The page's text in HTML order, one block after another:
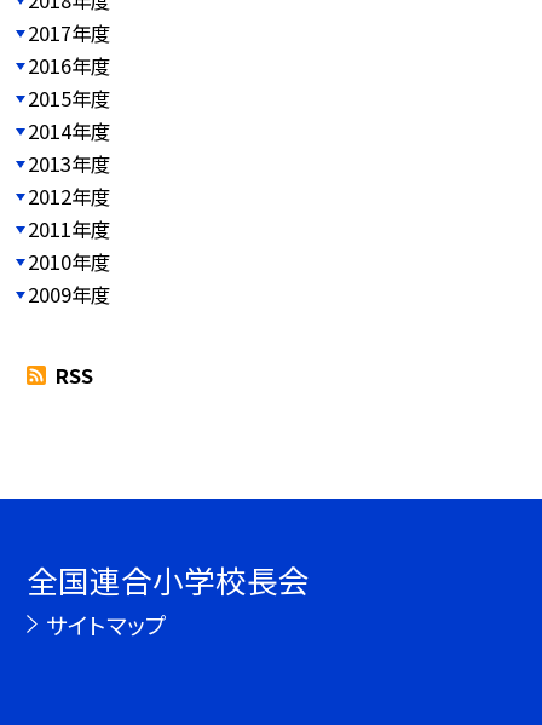
2017年度
2016年度
2015年度
2014年度
2013年度
2012年度
2011年度
2010年度
2009年度
RSS
全国連合小学校長会
サイトマップ